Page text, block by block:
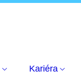
Kariéra